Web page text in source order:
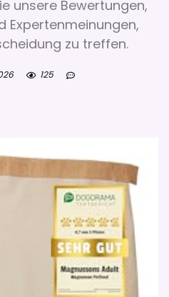
unsere Bewertungen,
Expertenmeinungen,
zu treffen.
125